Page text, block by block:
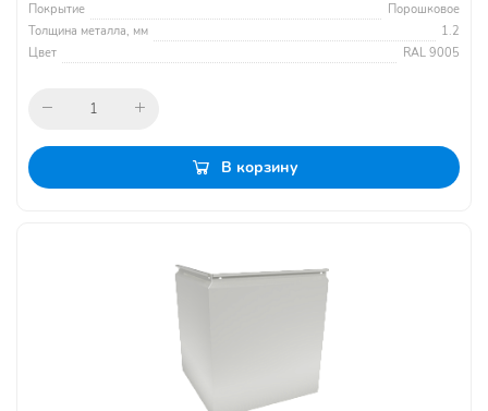
Покрытие
Порошковое
Толщина металла, мм
1.2
Цвет
RAL 9005
В корзину